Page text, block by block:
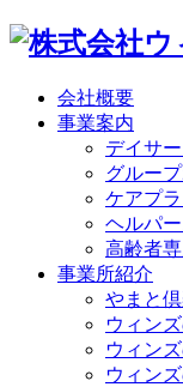
会社概要
事業案内
デイサ
グルー
ケアプ
ヘルパ
高齢者
事業所紹介
やまと
ウィン
ウィン
ウィン